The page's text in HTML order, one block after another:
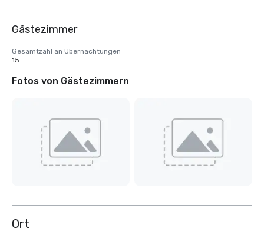
Gästezimmer
Gesamtzahl an Übernachtungen
15
Fotos von Gästezimmern
Ort